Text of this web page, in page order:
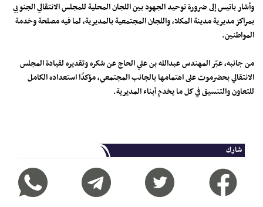
وأشار باتيس إلى ضرورة توحيد الجهود بين اللجان المحلية للمجلس الانتقالي الجنوبي
بمراكز مديرية مدينة المكلا، واللجان المجتمعية بالمديرية، لما فيه مصلحة وخدمة
المواطنين.
من جانبه، عبّر المهندس عبدالله بن علي الحاج عن شكره وتقديره لقيادة المجلس
الانتقالي بحضرموت على اهتمامها بالجانب المجتمعي، مؤكدًا استعداده الكامل
للتعاون والتنسيق في كل ما يخدم أبناء المديرية.
شارك